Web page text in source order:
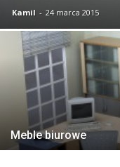
Kamil - 24 marca 2015
Meble biurowe